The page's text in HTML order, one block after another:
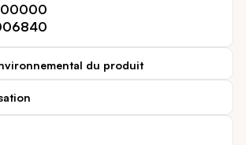
du produit